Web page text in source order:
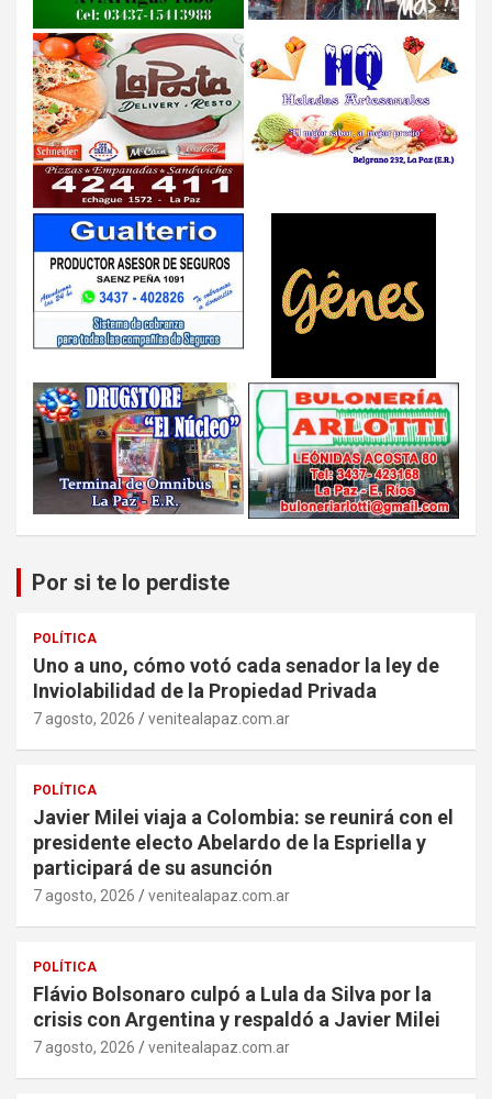
Por si te lo perdiste
POLÍTICA
Uno a uno, cómo votó cada senador la ley de
Inviolabilidad de la Propiedad Privada
7 agosto, 2026 venitealapaz.com.ar
POLÍTICA
Javier Milei viaja a Colombia: se reunirá con el
presidente electo Abelardo de la Espriella y
participará de su asunción
7 agosto, 2026 venitealapaz.com.ar
POLÍTICA
Flávio Bolsonaro culpó a Lula da Silva por la
crisis con Argentina y respaldó a Javier Milei
7 agosto, 2026 venitealapaz.com.ar